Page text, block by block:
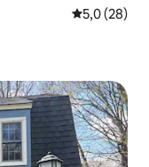
Xếp hạng
5,0 (28)